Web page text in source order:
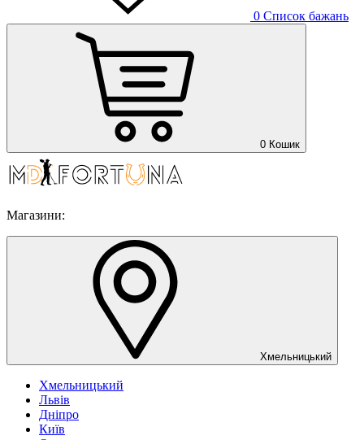
0 Список бажань
0 Кошик
Магазини:
Хмельницький
Хмельницький
Львів
Дніпро
Київ